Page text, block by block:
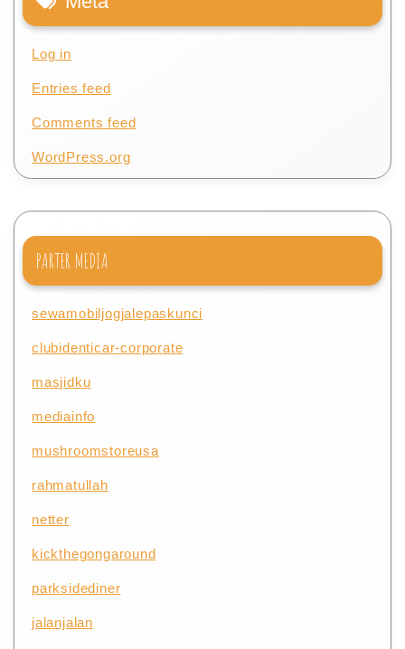
Log in
Entries feed
Comments feed
WordPress.org
PARTER MEDIA
sewamobiljogjalepaskunci
clubidenticar-corporate
masjidku
mediainfo
mushroomstoreusa
rahmatullah
netter
kickthegongaround
parksidediner
jalanjalan